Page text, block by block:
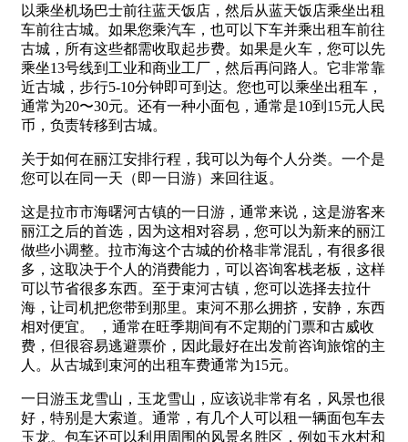
以乘坐机场巴士前往蓝天饭店，然后从蓝天饭店乘坐出租
车前往古城。如果您乘汽车，也可以下车并乘出租车前往
古城，所有这些都需收取起步费。如果是火车，您可以先
乘坐13号线到工业和商业工厂，然后再问路人。它非常靠
近古城，步行5-10分钟即可到达。您也可以乘坐出租车，
通常为20〜30元。还有一种小面包，通常是10到15元人民
币，负责转移到古城。
关于如何在丽江安排行程，我可以为每个人分类。一个是
您可以在同一天（即一日游）来回往返。
这是拉市市海曙河古镇的一日游，通常来说，这是游客来
丽江之后的首选，因为这相对容易，您可以为新来的丽江
做些小调整。拉市海这个古城的价格非常混乱，有很多很
多，这取决于个人的消费能力，可以咨询客栈老板，这样
可以节省很多东西。至于束河古镇，您可以选择去拉什
海，让司机把您带到那里。束河不那么拥挤，安静，东西
相对便宜。 ，通常在旺季期间有不定期的门票和古威收
费，但很容易逃避票价，因此最好在出发前咨询旅馆的主
人。从古城到束河的出租车费通常为15元。
一日游玉龙雪山，玉龙雪山，应该说非常有名，风景也很
好，特别是大索道。通常，有几个人可以租一辆面包车去
玉龙。包车还可以利用周围的风景名胜区，例如玉水村和